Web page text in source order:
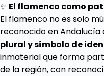
✨ El flamenco como
El flamenco no es solo
reconocido en Andalucía
plural y símbolo de
inmaterial que forma
de la región, con